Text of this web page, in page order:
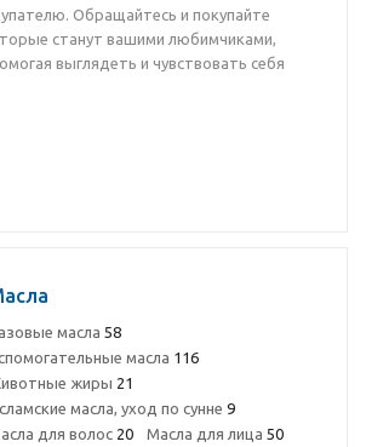
Обращайтесь и покупайте
станут вашими любимчиками,
выглядеть и чувствовать себя
масла 58
масла 116
жиры 21
масла, уход по сунне 9
для волос 20 Масла для лица 50